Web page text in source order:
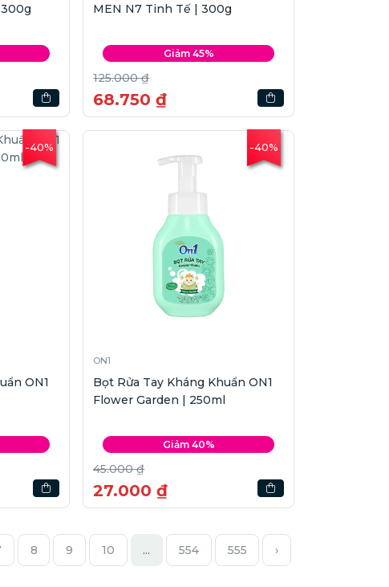
MEN N7 Tinh Tế | 300g
Giảm 45%
125.000 ₫
68.750 ₫
-40%
ON1
-40%
ON1
Bọt Rửa Tay Kháng Khuẩn ON1
Flower Garden | 250ml
Giảm 40%
45.000 ₫
27.000 ₫
8 9 10 ... 554 555 ›